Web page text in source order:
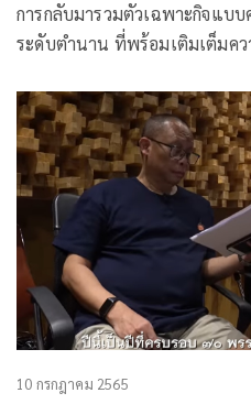
การกลับมารวมตัวเฉพาะกิจแบ
ระดับตำนาน ที่พร้อมเติมเต็มค
แบนด์วงแรกของประเทศไทย”
10 กรกฎาคม 2565